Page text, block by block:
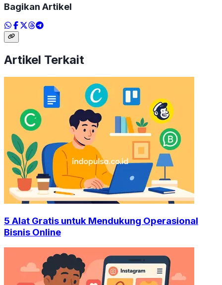
Bagikan Artikel
Artikel Terkait
5 Alat Gratis untuk Mendukung Operasional
Bisnis Online